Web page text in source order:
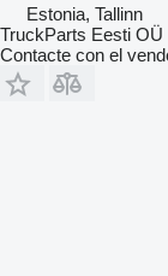
Estonia, Tallinn
TruckParts Eesti OÜ
Contacte con el